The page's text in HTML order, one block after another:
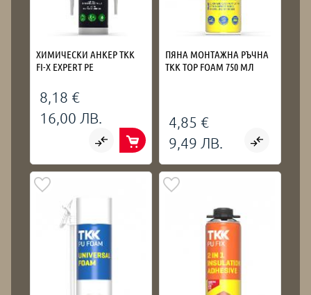
ХИМИЧЕСКИ АНКЕР TKK
FI-X EXPERT РЕ
8,18 €
16,00 ЛВ.
ПЯНА МОНТАЖНА РЪЧНА
TKK TOP FOAM 750 МЛ
4,85 €
9,49 ЛВ.